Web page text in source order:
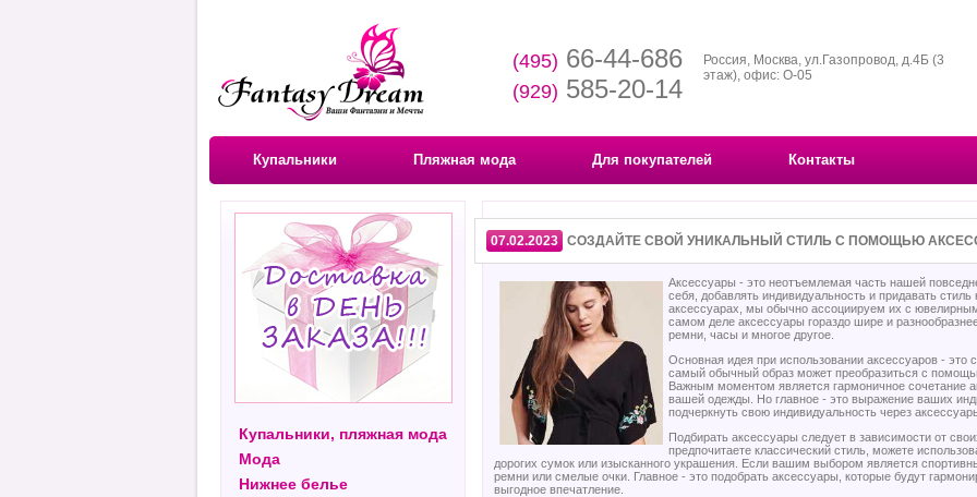
(495) 66-44-686
(929) 585-20-14
Россия, Москва, ул.Газопровод, д.4Б (3
этаж), офис: О-05
Купальники Пляжная мода Для покупателей Контакты
Купальники, пляжная мода
Мода
Нижнее белье
07.02.2023 СОЗДАЙТЕ СВОЙ УНИКАЛЬНЫЙ СТИЛЬ С ПОМОЩЬЮ
Аксессуары - это неотъемлемая часть нашей
себя, добавлять индивидуальность и придавать
аксессуарах, мы обычно ассоциируем их с
самом деле аксессуары гораздо шире и
ремни, часы и многое другое.
Основная идея при использовании аксессуаров - это
самый обычный образ может преобразиться с
Важным моментом является гармоничное сочетание
вашей одежды. Но главное - это выражение ваших
подчеркнуть свою индивидуальность через
Подбирать аксессуары следует в зависимости от
предпочитаете классический стиль, можете
дорогих сумок или изысканного украшения. Если вашим выбором является
ремни или смелые очки. Главное - это подобрать аксессуары, которые будут
выгодное впечатление.